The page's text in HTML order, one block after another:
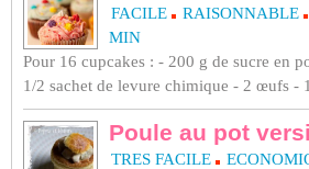
FACILE RAISONNABLE
MIN
Pour 16 cupcakes : - 200 g de sucre en
1/2 sachet de levure chimique - 2 œufs -
Poule au pot
TRES FACILE